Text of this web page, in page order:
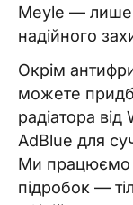
Meyle — лише
надійного
Окрім
можете
радіатора
AdBlue для
Ми працюємо
підробок —